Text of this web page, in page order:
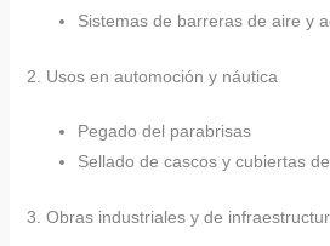
Sistemas de barreras de aire y
2. Usos en automoción y náutica
Pegado del parabrisas
Sellado de cascos y cubiertas
3. Obras industriales y de